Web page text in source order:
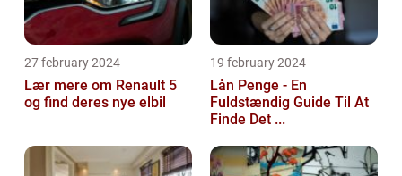
27 february 2024
Lær mere om Renault 5
og find deres nye elbil
19 february 2024
Lån Penge - En
Fuldstændig Guide Til At
Finde Det ...